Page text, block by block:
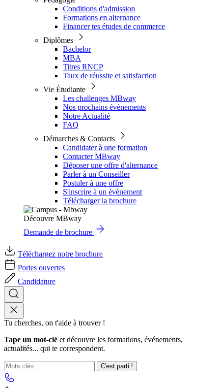
Conditions d'admission
Formations en alternance
Financer tes études de commerce
Diplômes
Bachelor
MBA
Titres RNCP
Taux de réussite et satisfaction
Vie Étudiante
Les challenges MBway
Nos prochains évènements
Notre Actualité
FAQ
Démarches & Contacts
Candidater à une formation
Contacter MBway
Déposer une offre d'alternance
Parler à un Conseiller
Postuler à une offre
S'inscrire à un évènement
Télécharger la brochure
Découvre MBway
Demande de brochure
Téléchargez notre brochure
Portes ouvertes
Candidature
Tu cherches, on t'aide à trouver !
Tape un mot-clé et découvre les formations, événements,
actualités... qui te correspondent.
C'est parti !